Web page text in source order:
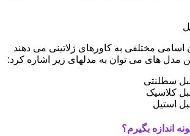
مختلفی به کاورهای ژلاتینی می دهند
مدل های می توان به مدلهای زیر اشاره کرد:
سطلنتی
کلاسیک
استیل
اندازه بگیرم؟